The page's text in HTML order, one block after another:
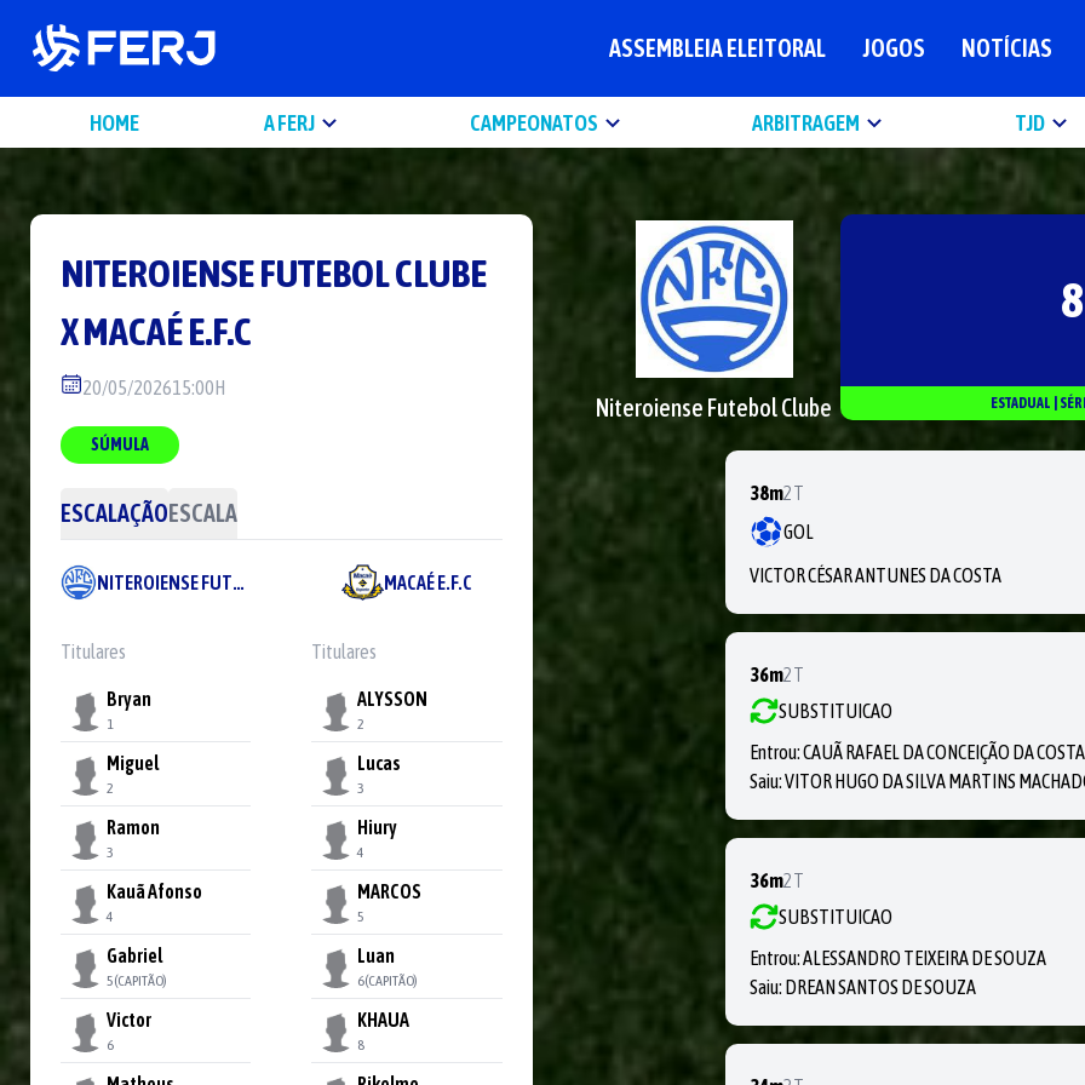
ASSEMBLEIA ELEITORAL JOGOS NOTÍCIAS
HOME A FERJ CAMPEONATOS ARBITRAGEM TJD
NITEROIENSE FUTEBOL CLUBE
XMACAÉ E.F.C
20/05/202615:00H
SÚMULA
ESCALAÇÃOESCALA
NITEROIENSE FUTEBOL CLUBE
Titulares
Bryan
1
Miguel
2
Ramon
3
Kauã Afonso
4
Gabriel
5(CAPITÃO)
Victor
6
MACAÉ E.F.C
Titulares
ALYSSON
2
Lucas
3
Hiury
4
MARCOS
5
Luan
6(CAPITÃO)
KHAUA
8
Niteroiense Futebol Clube ESTADUAL
38m2T
GOL
VICTOR CÉSAR ANTUNES DA COSTA
36m2T
SUBSTITUICAO
Entrou:CAUÃ RAFAEL DA CONCEIÇÃO DA COSTA
Saiu:VITOR HUGO DA SILVA MARTINS
36m2T
SUBSTITUICAO
Entrou:ALESSANDRO TEIXEIRA DE SOUZA
Saiu: DREAN SANTOS DE SOUZA